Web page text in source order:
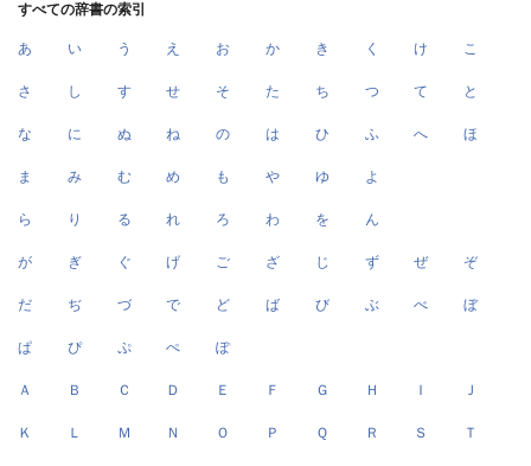
すべての辞書の索引
あ い う え お か き く け こ
さ し す せ そ た ち つ て と
な に ぬ ね の は ひ ふ へ ほ
ま み む め も や ゆ よ
ら り る れ ろ わ を ん
が ぎ ぐ げ ご ざ じ ず ぜ ぞ
だ ぢ づ で ど ば び ぶ べ ぼ
ぱ ぴ ぷ ぺ ぽ
Ａ Ｂ Ｃ Ｄ Ｅ Ｆ Ｇ Ｈ Ｉ Ｊ
Ｋ Ｌ Ｍ Ｎ Ｏ Ｐ Ｑ Ｒ Ｓ Ｔ